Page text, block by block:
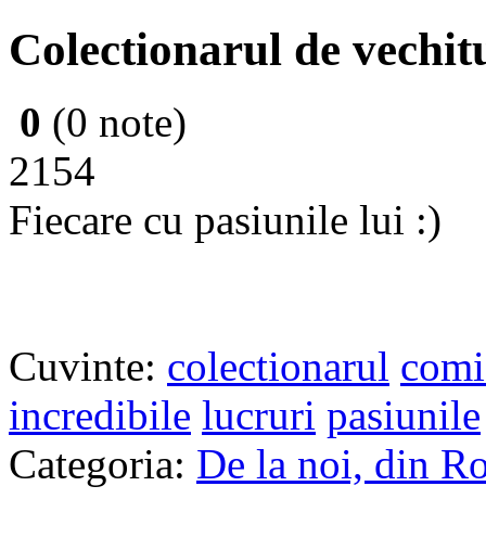
Colectionarul de
0 (0 note)
2154
Fiecare cu pasiunile lui :)
Cuvinte: colectionarul
incredibile lucruri pasiunile
Categoria: De la noi, din